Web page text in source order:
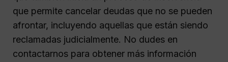
que permite cancelar deudas que no se pueden
afrontar, incluyendo aquellas que están siendo
reclamadas judicialmente. No dudes en
contactarnos para obtener más información